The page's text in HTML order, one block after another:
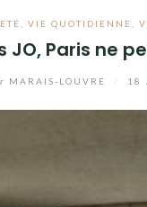
VIE QUOTIDIENNE
JO, Paris ne
MARAIS-LOUVRE 18